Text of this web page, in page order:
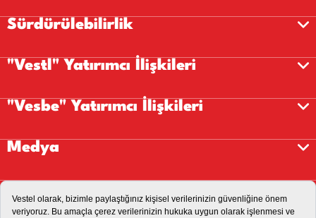
Sürdürülebilirlik
"Vestl" Yatırımcı İlişkileri
"Vesbe" Yatırımcı İlişkileri
Medya